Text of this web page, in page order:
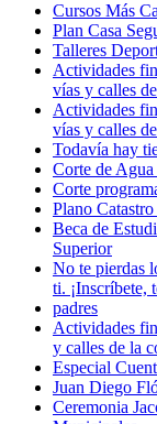
Cursos Más
Plan Casa
Talleres
Actividades
vías y calles
Actividades
vías y calles
Todavía hay
Corte de
Corte
Plano
Beca de
Superior
No te pierdas
ti. ¡Inscríbete,
padres
Actividades
y calles de la
Especial
Juan Diego
Ceremonia